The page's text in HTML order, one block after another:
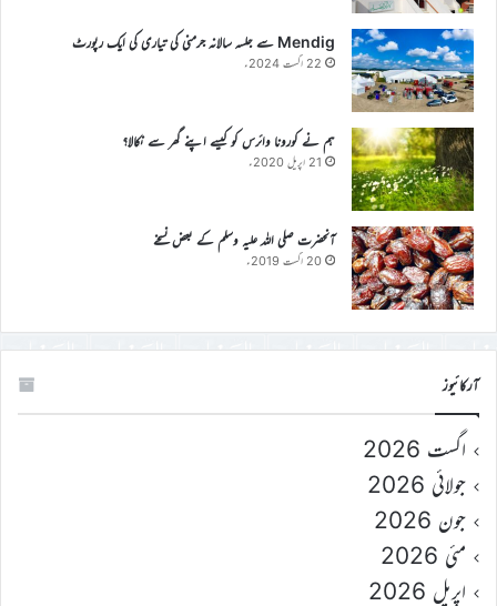
Mendig سے جلسہ سالانہ جرمنی کی تیاری کی ایک رپورٹ
22 اگست 2024ء
ہم نے کورونا وائرس کو کیسے اپنے گھر سے نکالا؟
21 اپریل 2020ء
آنحضرت صلی اللہ علیہ وسلم کے بعض نسخے
20 اگست 2019ء
آرکائیوز
اگست 2026
جولائی 2026
جون 2026
مئی 2026
اپریل 2026